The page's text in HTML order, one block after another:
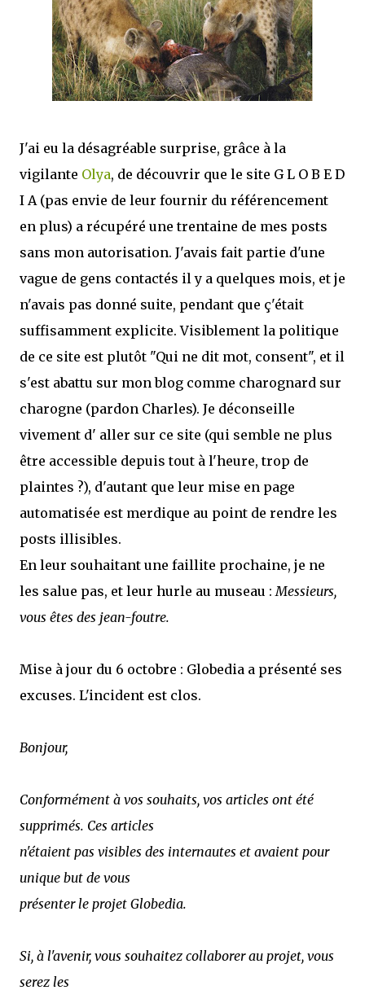
que Thomas connaissait et appréciait Olivier. Marlowe découvre une ville qu’il
ne connaissait pas, habitée par la méfiance, la peur et le rigorisme de la Ligue,
une ville pleine de mystères et de vieilles rancœurs. La Dame d...
J'ai eu la désagréable surprise, grâce à la
vigilante Olya, de découvrir que le site G L O B E D
I A (pas envie de leur fournir du référencement
en plus) a récupéré une trentaine de mes posts
sans mon autorisation. J'avais fait partie d'une
vague de gens contactés il y a quelques mois, et je
n'avais pas donné suite, pendant que ç'était
suffisamment explicite. Visiblement la politique
de ce site est plutôt "Qui ne dit mot, consent", et il
s'est abattu sur mon blog comme charognard sur
charogne (pardon Charles). Je déconseille
vivement d' aller sur ce site (qui semble ne plus
être accessible depuis tout à l'heure, trop de
plaintes ?), d'autant que leur mise en page
automatisée est merdique au point de rendre les
posts illisibles.
En leur souhaitant une faillite prochaine, je ne
les salue pas, et leur hurle au museau :Messieurs,
vous êtes des jean-foutre.
Mise à jour du 6 octobre : Globedia a présenté ses
excuses. L'incident est clos.
Bonjour,
Conformément à vos souhaits, vos articles ont été
supprimés. Ces articles
n'étaient pas visibles des internautes et avaient pour
unique but de vous
présenter le projet Globedia.
Si, à l'avenir, vous souhaitez collaborer au projet, vous
serez les